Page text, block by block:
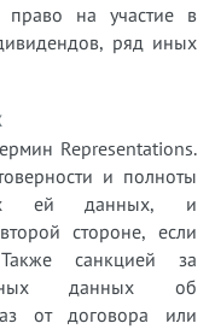
право на участие в
ряд иных
Representations.
и полноты
ей данных, и
стороне, если
санкцией за
данных об
от договора или